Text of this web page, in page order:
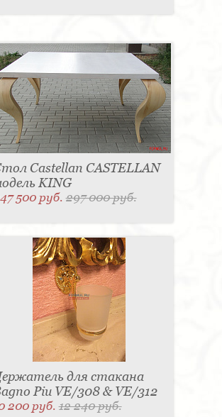
Castellan CASTELLAN
KING
500 руб.297 000 руб.
для стакана
Piu VE/308 & VE/312
200 руб.12 240 руб.